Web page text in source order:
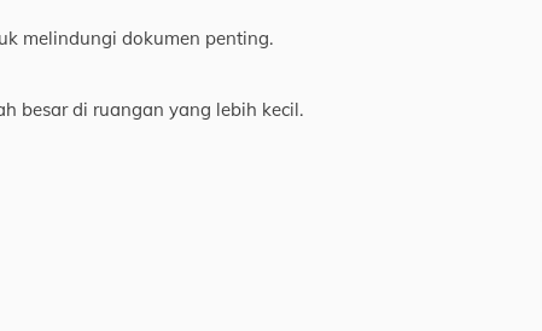
melindungi dokumen penting.
besar di ruangan yang lebih kecil.